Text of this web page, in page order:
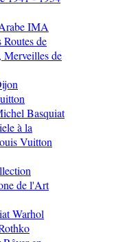
IMA
de
Merveilles de
Basquiat
à la
Vuitton
de l'Art
Warhol